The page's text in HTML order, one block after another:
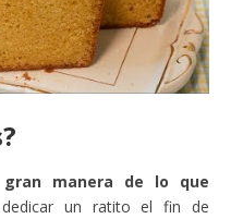
manera de lo que
un ratito el fin de